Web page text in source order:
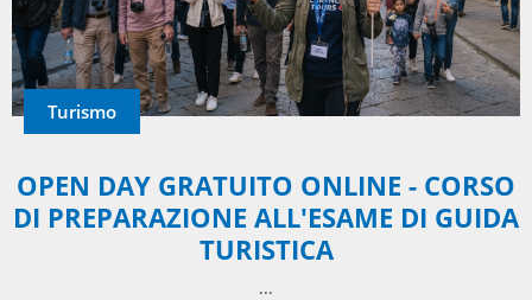
Turismo
OPEN DAY GRATUITO ONLINE - CORSO
DI PREPARAZIONE ALL'ESAME DI GUIDA
TURISTICA
...